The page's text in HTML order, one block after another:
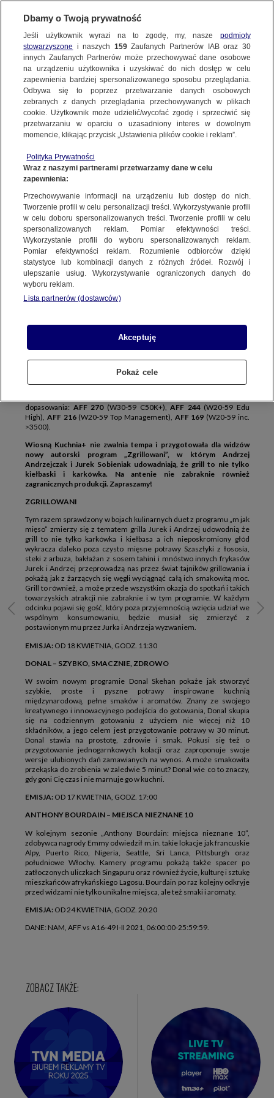
BIURO REKLAMY TVN MEDIA
24.03.2021
ZGRILLOWANI – NOWY AUTORSKI PROGRAM
W KUCHNI+
PREMIUM TV
Kuchnia+ to kanał kulinarny, którego ideą jest poszerzanie
kulinarnych horyzontów i promocja zdrowego stylu życia. Stacja
dostarcza widzom inspiracji do przygotowywania nowoczesnych i
smacznych potraw. Odkrywa polskie lokalne smaki oraz sekrety
kuchni innych kultur, przedstawia porady o zdrowym odżywianiu,
ciekawostki ze świata kulinariów oraz historie znanych restauracji i
wielkich szefów kuchni. Prezentowane programy kulinarne
dopasowania: AFF 270(W30-59 C50K+),AFF 244(W20-59 Edu
High), AFF 216(W20-59 Top Management), AFF 169 (W20-59 inc.
>3500).
Wiosną Kuchnia+ nie zwalnia tempa i przygotowała dla widzów
nowy autorski program „Zgrillowani”, w którym Andrzej
Andrzejczak i Jurek Sobieniak udowadniają, że grill to nie tylko
kiełbaski i karkówka. Na antenie nie zabraknie również
zagranicznych produkcji. Zapraszamy!
ZGRILLOWANI
Tym razem sprawdzony w bojach kulinarnych duet z programu „m jak
mięso” zmierzy się z tematem grilla Jurek i Andrzej udowodnią że
grill to nie tylko karkówka i kiełbasa a ich nieposkromiony głód
wykracza daleko poza czysto mięsne potrawy Szaszłyki z łososia,
steki z arbuza, bakłażan z sosem tahini i mnóstwo innych frykasów
Jurek i Andrzej przeprowadzą nas przez świat tajników grillowania i
pokażą jak z żarzących się węgli wyciągnąć całą ich smakowitą moc.
Grill to również, a może przede wszystkim okazja do spotkań i takich
towarzyskich atrakcji nie zabraknie i w tym programie. W każdym
odcinku pojawi się gość, który poza przyjemnością wzięcia udział we
wspólnym konsumowaniu, będzie musiał się zmierzyć z
postawionym mu przez Jurka i Andrzeja wyzwaniem.
EMISJA: OD 18 KWIETNIA, GODZ. 11:30
DONAL – SZYBKO, SMACZNIE, ZDROWO
W swoim nowym programie Donal Skehan pokaże jak stworzyć
szybkie, proste i pyszne potrawy inspirowane kuchnią
międzynarodową, pełne smaków i aromatów. Znany ze swojego
kreatywnego i innowacyjnego podejścia do gotowania, Donal skupia
się na codziennym gotowaniu z użyciem nie więcej niż 10
składników, a jego celem jest przygotowanie potrawy w 30 minut.
Donal stawia na prostotę, zdrowie i smak. Pokusi się też o
przygotowanie jednogarnkowych kolacji oraz zaproponuje swoje
wersje ulubionych dań zamawianych na wynos. A może smakowita
przekąska do zrobienia w zaledwie 5 minut? Donal wie co to znaczy,
gdy goni Cię czas i nie marnuje go w kuchni.
EMISJA: OD 17 KWIETNIA, GODZ. 17:00
ANTHONY BOURDAIN – MIEJSCA NIEZNANE 10
W kolejnym sezonie „Anthony Bourdain: miejsca nieznane 10”,
zdobywca nagrody Emmy odwiedził m.in. takie lokacje jak francuskie
Alpy, Puerto Rico, Nigeria, Seattle, Sri Lanca, Pittsburgh oraz
południowe Włochy. Kamery programu pokażą także spacer po
zatłoczonych uliczkach Singapuru oraz również życie, kulturę i sztukę
mieszkańców afrykańskiego Lagosu. Bourdain po raz kolejny odkryje
przed widzami nie tylko unikalne miejsca, ale też smaki i aromaty.
EMISJA: OD 24 KWIETNIA, GODZ. 20:20
DANE: NAM, AFF vs A16-49 I-II 2021, 06:00:00-25:59:59.
Dbamy o Twoją prywatność
Jeśli użytkownik wyrazi na to zgodę, my, nasze podmioty
stowarzyszone i naszych 159Zaufanych Partnerów IAB oraz 30
innych Zaufanych Partnerów może przechowywać dane osobowe
na urządzeniu użytkownika i uzyskiwać do nich dostęp w celu
zapewnienia bardziej spersonalizowanego sposobu przeglądania.
Odbywa się to poprzez przetwarzanie danych osobowych
zebranych z danych przeglądania przechowywanych w plikach
cookie. Użytkownik może udzielić/wycofać zgodę i sprzeciwić się
przetwarzaniu w oparciu o uzasadniony interes w dowolnym
momencie, klikając przycisk „Ustawienia plików cookie i reklam”.
Polityka Prywatności
Wraz z naszymi partnerami przetwarzamy dane w celu
zapewnienia:
Przechowywanie informacji na urządzeniu lub dostęp do nich.
Tworzenie profili w celu personalizacji treści. Wykorzystywanie profili
w celu doboru spersonalizowanych treści. Tworzenie profili w celu
spersonalizowanych reklam. Pomiar efektywności treści.
Wykorzystanie profili do wyboru spersonalizowanych reklam.
Pomiar efektywności reklam. Rozumienie odbiorców dzięki
statystyce lub kombinacji danych z różnych źródeł. Rozwój i
ulepszanie usług. Wykorzystywanie ograniczonych danych do
wyboru reklam.
Lista partnerów (dostawców)
Akceptuję
Pokaż cele